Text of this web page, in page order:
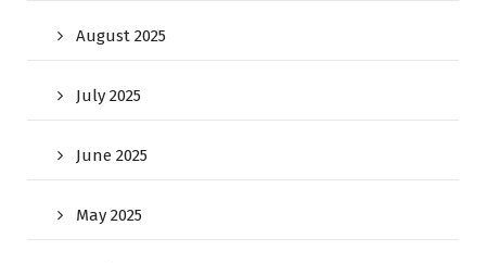
August 2025
July 2025
June 2025
May 2025